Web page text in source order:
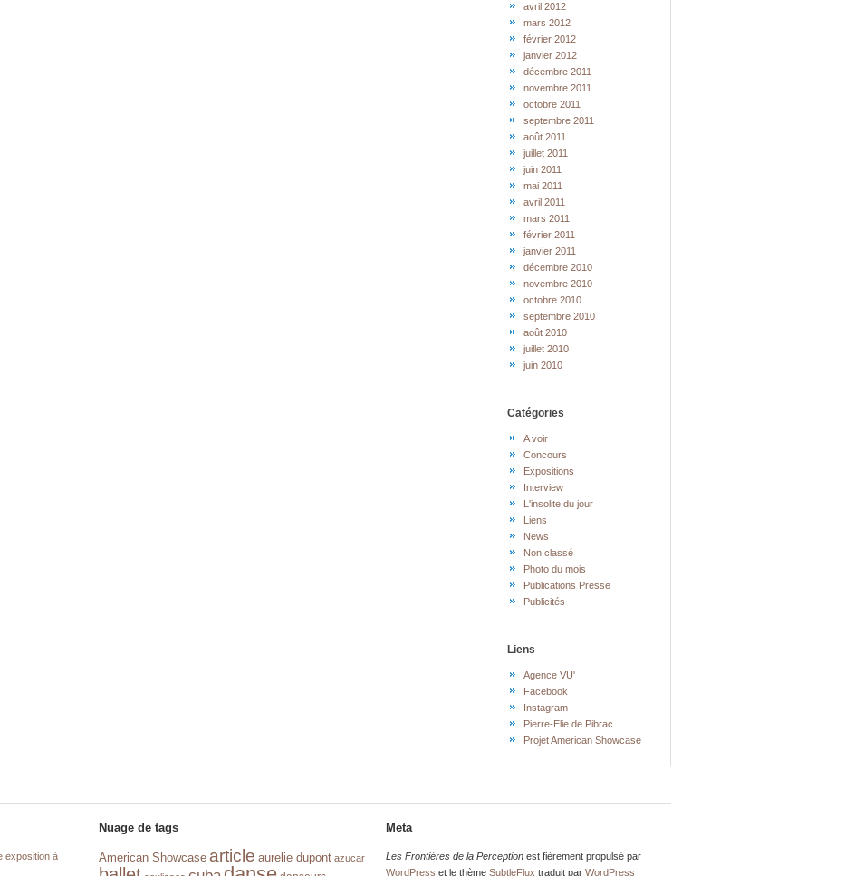
avril 2012
mars 2012
février 2012
janvier 2012
décembre 2011
novembre 2011
octobre 2011
septembre 2011
août 2011
juillet 2011
juin 2011
mai 2011
avril 2011
mars 2011
février 2011
janvier 2011
décembre 2010
novembre 2010
octobre 2010
septembre 2010
août 2010
juillet 2010
juin 2010
Catégories
A voir
Concours
Expositions
Interview
L'insolite du jour
Liens
News
Non classé
Photo du mois
Publications Presse
Publicités
Liens
Agence VU'
Facebook
Instagram
Pierre-Elie de Pibrac
Projet American Showcase
exposition à
Nuage de tags
American Showcase article aurelie dupont azucar
Meta
Les Frontières de la Perception est fièrement propulsé par
WordPress et le thèmeSubtleFlux traduit parWordPress